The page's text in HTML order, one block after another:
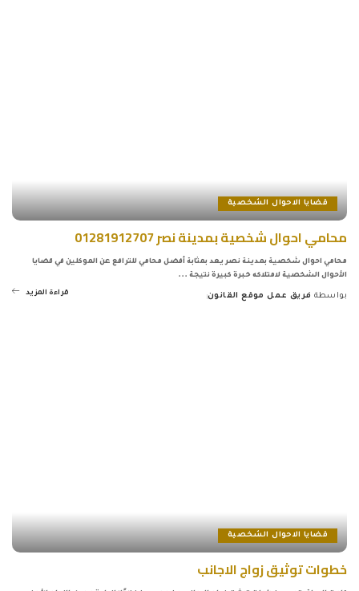
قضايا الاحوال الشخصية
محامي احوال شخصية بمدينة نصر 01281912707
محامي احوال شخصية بمدينة نصر يعد بمثابة أفضل محامي للترافع عن الموكلين في قضايا
الأحوال الشخصية لامتلاكه خبرة كبيرة نتيجة ...
Posted
بواسطة فريق عمل موقع القانون قراءة المزيد
قضايا الاحوال الشخصية
خطوات توثيق زواج الاجانب